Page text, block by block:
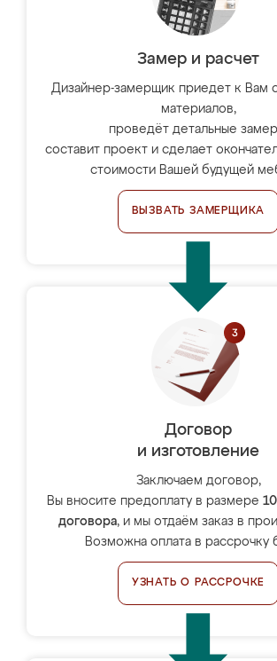
Замер и расчет
Дизайнер-замерщик приедет к Вам
материалов,
проведёт детальные
составит проект и сделает
стоимости Вашей будущей
ВЫЗВАТЬ ЗАМЕРЩИКА
Договор
и изготовление
Заключаем договор,
Вы вносите предоплату в размере
договора, и мы отдаём заказ в
Возможна оплата в рассрочку
УЗНАТЬ О РАССРОЧКЕ